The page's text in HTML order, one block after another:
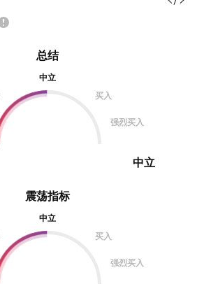
震荡指标
中立
买入
强烈买入
总结
中立
买入
强烈买入
中立